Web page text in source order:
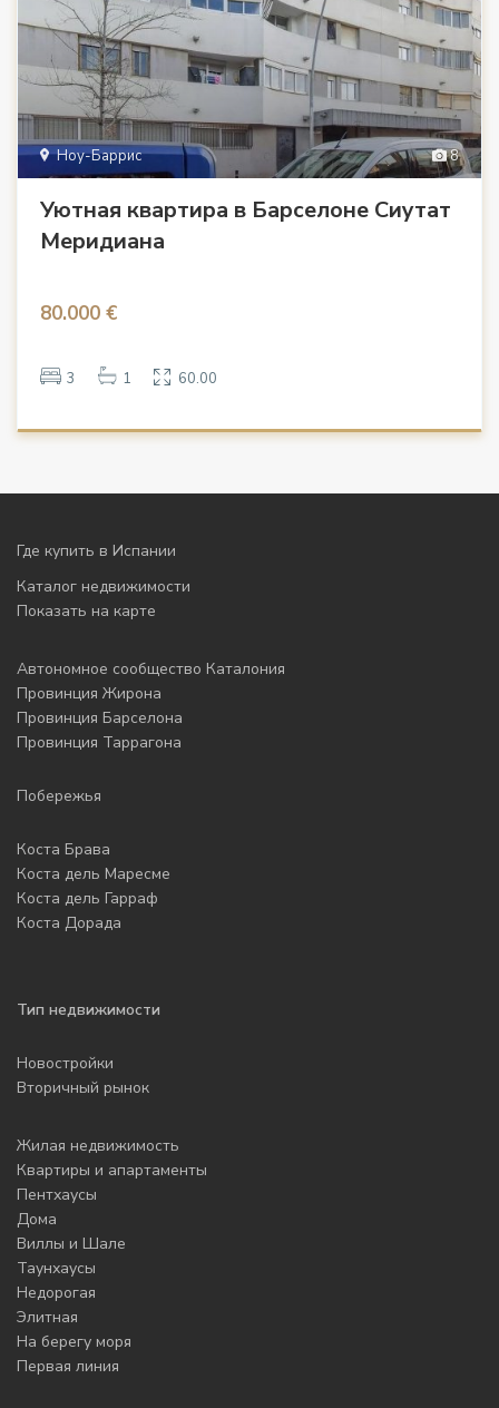
8
Ноу-Баррис
Уютная квартира в Барселоне Сиутат
Меридиана
80.000 €
3 1 60.00
Где купить в Испании
Каталог недвижимости
Показать на карте
Автономное сообщество Каталония
Провинция Жирона
Провинция Барселона
Провинция Таррагона
Побережья
Коста Брава
Коста дель Маресме
Коста дель Гарраф
Коста Дорада
Тип недвижимости
Новостройки
Вторичный рынок
Жилая недвижимость
Квартиры и апартаменты
Пентхаусы
Дома
Виллы и Шале
Таунхаусы
Недорогая
Элитная
На берегу моря
Первая линия